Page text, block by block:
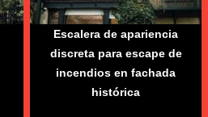
Escalera de apariencia
discreta para escape de
incendios en fachada
histórica